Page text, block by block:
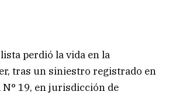
perdió la vida en la
tras un siniestro registrado en
19, en jurisdicción de